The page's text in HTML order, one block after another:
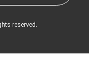
reserved.